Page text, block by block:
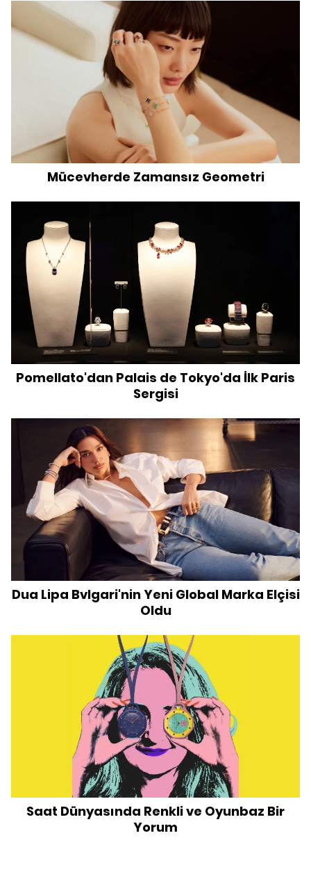
Mücevherde Zamansız Geometri
Pomellato'dan Palais de Tokyo'da İlk Paris
Sergisi
Dua Lipa Bvlgari'nin Yeni Global Marka Elçisi
Oldu
Saat Dünyasında Renkli ve Oyunbaz Bir
Yorum